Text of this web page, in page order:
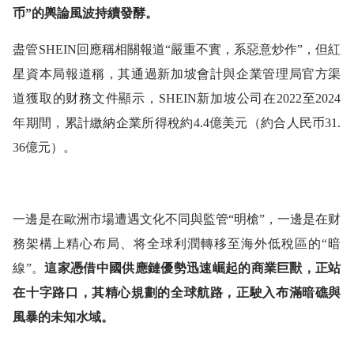
币”的輿論風波持續發酵。
盡管SHEIN回應稱相關報道“嚴重不實，系惡意炒作”，但紅
星資本局報道稱，其通過新加坡會計與企業管理局官方渠
道獲取的财務文件顯示，SHEIN新加坡公司在2022至2024
年期間，累計繳納企業所得稅約4.4億美元（約合人民币31.
36億元）。
一邊是在歐洲市場遭遇文化不同與監管“明槍”，一邊是在财
務架構上精心布局、将全球利潤轉移至海外低稅區的“暗
線”。這家憑借中國供應鏈優勢迅速崛起的商業巨獸，正站
在十字路口，其精心規劃的全球航路，正駛入布滿暗礁與
風暴的未知水域。